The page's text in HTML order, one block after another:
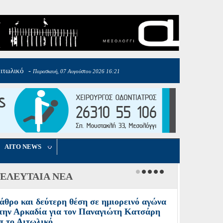
- Παρασκευή, 07 Αυγούστου 2026 16:21
AITO NEWS
ΝΕΑ
και δεύτερη θέση σε ημιορεινό αγώνα
Αρκαδία για τον Παναγιώτη Κατσάρη